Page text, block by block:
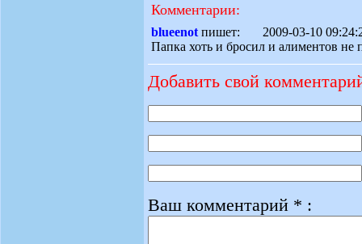
Комментарии:
blueenot пишет: 2009-03-10
Папка хоть и бросил и алиментов не
Добавить свой
Ваш комментарий * :